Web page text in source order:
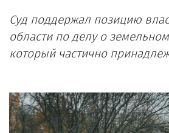
Суд поддержал позицию
области по делу о земельном
который частично